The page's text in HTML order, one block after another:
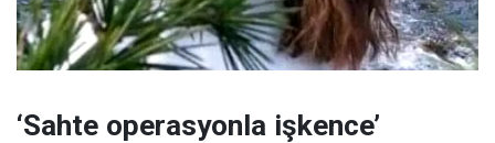
‘Sahte operasyonla işkence’